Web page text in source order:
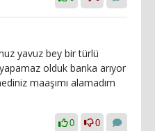
yavuz bey bir türlü
olduk banka arıyor
maaşımı alamadım
0 0